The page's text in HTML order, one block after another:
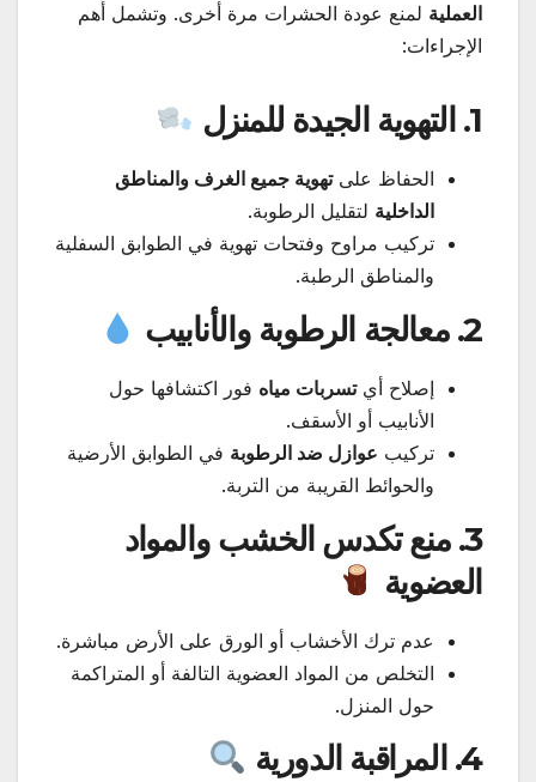
العملية لمنع عودة الحشرات مرة أخرى. وتشمل أهم
الإجراءات:
1. التهوية الجيدة للمنزل
الحفاظ علىتهوية جميع الغرف والمناطق
الداخلية لتقليل الرطوبة.
تركيب مراوح وفتحات تهوية في الطوابق السفلية
والمناطق الرطبة.
2. معالجة الرطوبة والأنابيب
إصلاح أيتسربات مياه فور اكتشافها حول
الأنابيب أو الأسقف.
تركيب عوازل ضد الرطوبة في الطوابق الأرضية
والحوائط القريبة من التربة.
3. منع تكدس الخشب والمواد
العضوية
عدم ترك الأخشاب أو الورق على الأرض مباشرة.
التخلص من المواد العضوية التالفة أو المتراكمة
حول المنزل.
4. المراقبة الدورية